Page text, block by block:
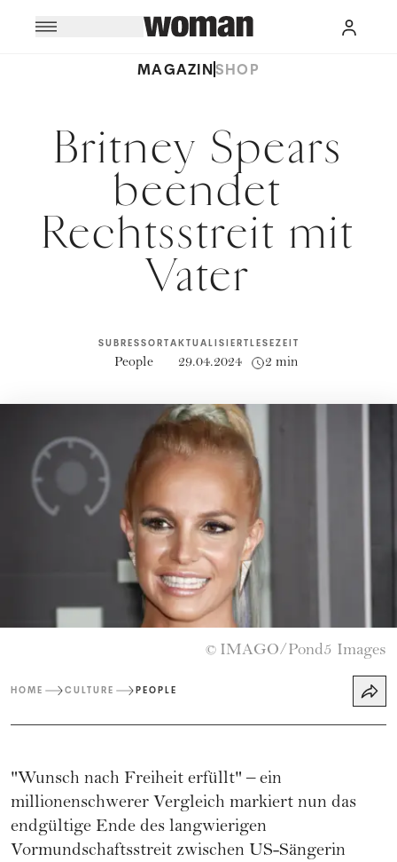
MAGAZINSHOP
Britney Spears
beendet
Rechtsstreit mit
Vater
SUBRESSORT
People
AKTUALISIERT
29.04.2024
LESEZEIT
2 min
© IMAGO/Pond5 Images
HOME CULTURE PEOPLE
"Wunsch nach Freiheit erfüllt" – ein
millionenschwerer Vergleich markiert nun das
endgültige Ende des langwierigen
Vormundschaftsstreit zwischen US-Sängerin